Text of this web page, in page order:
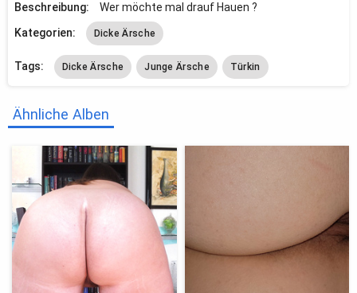
Beschreibung:
Wer möchte mal drauf Hauen ?
Kategorien:
Dicke Ärsche
Tags: Dicke Ärsche Junge Ärsche Türkin
Ähnliche Alben